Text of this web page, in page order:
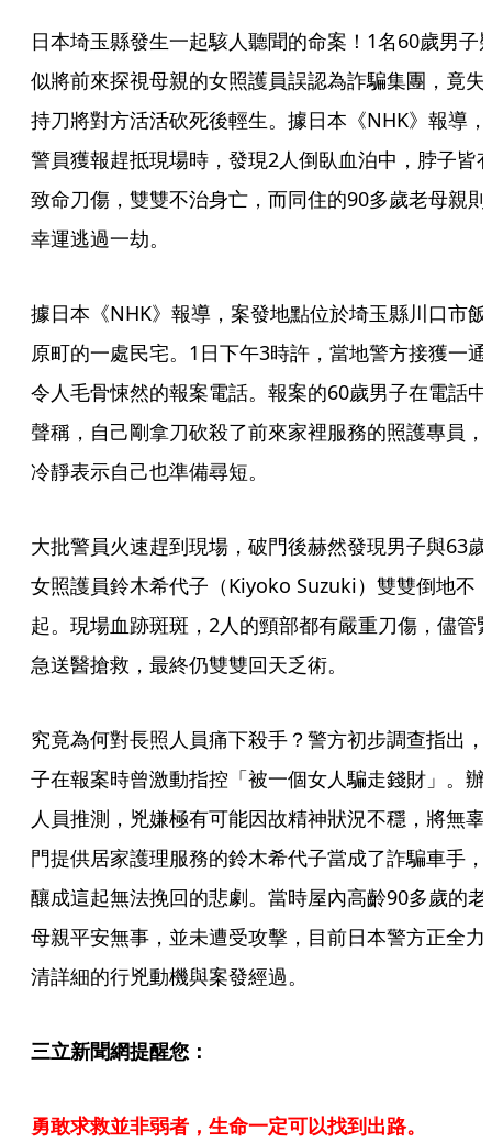
日本埼玉縣發生一起駭人聽聞的命案！1名60歲男子
似將前來探視母親的女照護員誤認為詐騙集團，竟失
持刀將對方活活砍死後輕生。據日本《NHK》報導，
警員獲報趕抵現場時，發現2人倒臥血泊中，脖子皆
致命刀傷，雙雙不治身亡，而同住的90多歲老母親則
幸運逃過一劫。
據日本《NHK》報導，案發地點位於埼玉縣川口市飯
原町的一處民宅。1日下午3時許，當地警方接獲一通
令人毛骨悚然的報案電話。報案的60歲男子在電話中
聲稱，自己剛拿刀砍殺了前來家裡服務的照護專員，
冷靜表示自己也準備尋短。
大批警員火速趕到現場，破門後赫然發現男子與63歲
女照護員鈴木希代子（Kiyoko Suzuki）雙雙倒地不
起。現場血跡斑斑，2人的頸部都有嚴重刀傷，儘管
急送醫搶救，最終仍雙雙回天乏術。
究竟為何對長照人員痛下殺手？警方初步調查指出，
子在報案時曾激動指控「被一個女人騙走錢財」。辦
人員推測，兇嫌極有可能因故精神狀況不穩，將無辜
門提供居家護理服務的鈴木希代子當成了詐騙車手，
釀成這起無法挽回的悲劇。當時屋內高齡90多歲的老
母親平安無事，並未遭受攻擊，目前日本警方正全力
清詳細的行兇動機與案發經過。
三立新聞網提醒您：
勇敢求救並非弱者，生命一定可以找到出路。